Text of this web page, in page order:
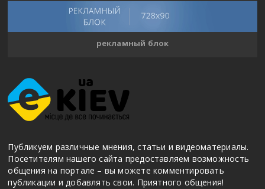
рекламный блок
Публикуем различные мнения, статьи и видеоматериалы.
Посетителям нашего сайта предоставляем возможность
общения на портале – вы можете комментировать
публикации и добавлять свои. Приятного общения!